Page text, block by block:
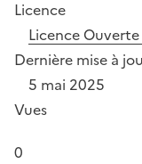
Licence
Licence
Dernière mise à
5 mai 2025
Vues
0